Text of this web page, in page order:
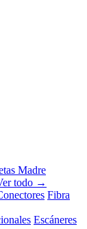
Madre
todo →
Fibra
Escáneres